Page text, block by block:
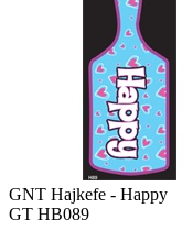
GNT Hajkefe - Happy
GT HB089